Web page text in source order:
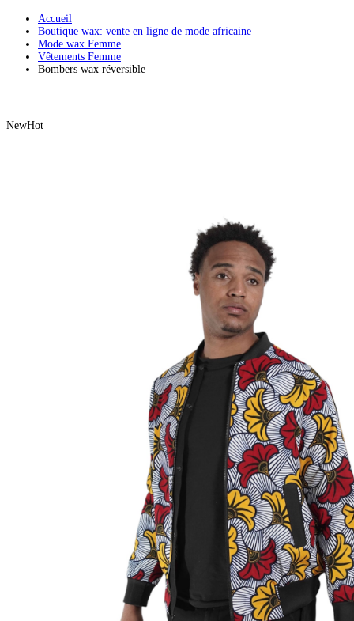
Accueil
Boutique wax: vente en ligne de mode africaine
Mode wax Femme
Vêtements Femme
Bombers wax réversible
NewHot